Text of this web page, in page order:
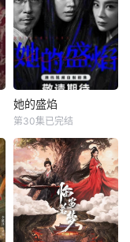
天赋卓然的鬼王
贺思慕，在休
她的盛焰
袁姗姗
三年前，数学天才
饶雨瓷被闺蜜兼创
业合伙人白靓靓设
计构陷，因‘药物成
瘾’袭击母亲，被家
她的盛焰
第30集已完结